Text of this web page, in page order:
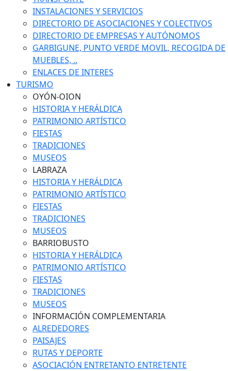
INSTALACIONES Y SERVICIOS
DIRECTORIO DE ASOCIACIONES Y COLECTIVOS
DIRECTORIO DE EMPRESAS Y AUTÓNOMOS
GARBIGUNE, PUNTO VERDE MOVIL, RECOGIDA DE
MUEBLES, ..
ENLACES DE INTERES
TURISMO
OYÓN-OION
HISTORIA Y HERÁLDICA
PATRIMONIO ARTÍSTICO
FIESTAS
TRADICIONES
MUSEOS
LABRAZA
HISTORIA Y HERÁLDICA
PATRIMONIO ARTÍSTICO
FIESTAS
TRADICIONES
MUSEOS
BARRIOBUSTO
HISTORIA Y HERÁLDICA
PATRIMONIO ARTÍSTICO
FIESTAS
TRADICIONES
MUSEOS
INFORMACIÓN COMPLEMENTARIA
ALREDEDORES
PAISAJES
RUTAS Y DEPORTE
ASOCIACIÓN ENTRETANTO ENTRETENTE